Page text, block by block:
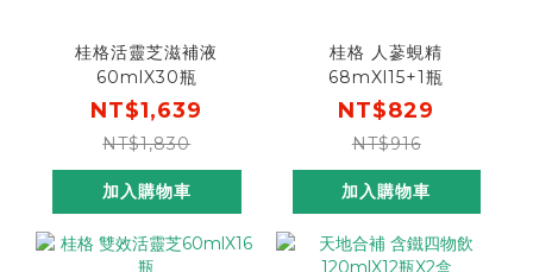
桂格活靈芝滋補液
60mlX30瓶
NT$1,639
NT$1,830
加入購物車
桂格 人蔘蜆精
68mXl15+1瓶
NT$829
NT$916
加入購物車